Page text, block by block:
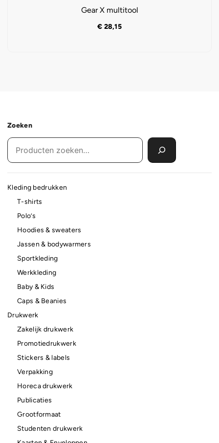
Gear X multitool
€ 28,15
Zoeken
Kleding bedrukken
T-shirts
Polo’s
Hoodies & sweaters
Jassen & bodywarmers
Sportkleding
Werkkleding
Baby & Kids
Caps & Beanies
Drukwerk
Zakelijk drukwerk
Promotiedrukwerk
Stickers & labels
Verpakking
Horeca drukwerk
Publicaties
Grootformaat
Studenten drukwerk